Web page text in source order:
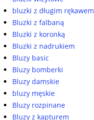
bluzki z długim rękawem
Bluzki z falbaną
Bluzki z koronką
Bluzki z nadrukiem
Bluzy basic
Bluzy bomberki
Bluzy damskie
bluzy męskie
Bluzy rozpinane
Bluzy z kapturem